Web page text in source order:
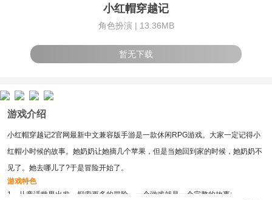
小红帽穿越记
角色扮演 | 13.36MB
暂无下载
游戏介绍
小红帽穿越记2官网最新中文兼容版手游是一款休闲RPG游戏。大家一定记得小
红帽小时候的故事。她奶奶让她摘几个苹果，但是当她回到家的时候，她奶奶不
见了。她去哪儿了?于是冒险开始了。
游戏特色
1、从童话世界出发，探索更多的冒险，一个游戏就是一个完整的故事;